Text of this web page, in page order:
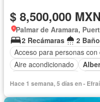
$ 8,500,000 MXN
Palmar de Aramara,
2 Recámaras
2
Acceso para personas con
Aire acondicionado
Electricidad
Elevador
Hace 1 semana, 5 días en -